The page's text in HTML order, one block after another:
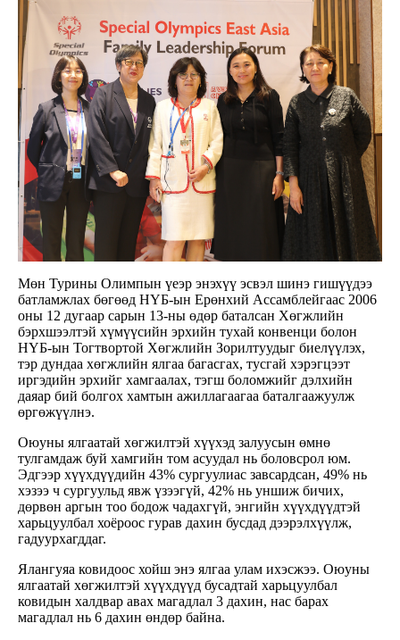
Мөн Турины Олимпын үеэр энэхүү эсвэл шинэ гишүүдээ
батламжлах бөгөөд НҮБ-ын Ерөнхий Ассамблейгаас 2006
оны 12 дугаар сарын 13-ны өдөр баталсан Хөгжлийн
бэрхшээлтэй хүмүүсийн эрхийн тухай конвенци болон
НҮБ-ын Тогтвортой Хөгжлийн Зорилтуудыг биелүүлэх,
тэр дундаа хөгжлийн ялгаа багасгах, тусгай хэрэгцээт
иргэдийн эрхийг хамгаалах, тэгш боломжийг дэлхийн
даяар бий болгох хамтын ажиллагаагаа баталгаажуулж
өргөжүүлнэ.
Оюуны ялгаатай хөгжилтэй хүүхэд залуусын өмнө
тулгамдаж буй хамгийн том асуудал нь боловсрол юм.
Эдгээр хүүхдүүдийн 43% сургуулиас завсардсан, 49% нь
хэзээ ч сургуульд явж үзээгүй, 42% нь уншиж бичих,
дөрвөн аргын тоо бодож чадахгүй, энгийн хүүхдүүдтэй
харьцуулбал хоёроос гурав дахин бусдад дээрэлхүүлж,
гадуурхагддаг.
Ялангуяа ковидоос хойш энэ ялгаа улам ихэсжээ. Оюуны
ялгаатай хөгжилтэй хүүхдүүд бусадтай харьцуулбал
ковидын халдвар авах магадлал 3 дахин, нас барах
магадлал нь 6 дахин өндөр байна.